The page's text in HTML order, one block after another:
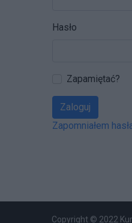
Hasło
Zapamiętać?
Zaloguj
Zapomniałem
Copyright © 2022